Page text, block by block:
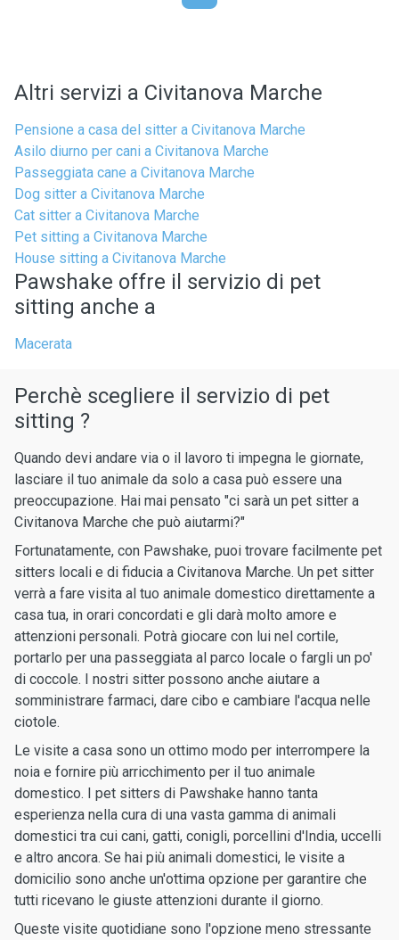
Altri servizi a Civitanova Marche
Pensione a casa del sitter a Civitanova Marche
Asilo diurno per cani a Civitanova Marche
Passeggiata cane a Civitanova Marche
Dog sitter a Civitanova Marche
Cat sitter a Civitanova Marche
Pet sitting a Civitanova Marche
House sitting a Civitanova Marche
Pawshake offre il servizio di pet
sitting anche a
Macerata
Perchè scegliere il servizio di pet
sitting ?
Quando devi andare via o il lavoro ti impegna le giornate,
lasciare il tuo animale da solo a casa può essere una
preoccupazione. Hai mai pensato "ci sarà un pet sitter a
Civitanova Marche che può aiutarmi?"
Fortunatamente, con Pawshake, puoi trovare facilmente pet
sitters locali e di fiducia a Civitanova Marche. Un pet sitter
verrà a fare visita al tuo animale domestico direttamente a
casa tua, in orari concordati e gli darà molto amore e
attenzioni personali. Potrà giocare con lui nel cortile,
portarlo per una passeggiata al parco locale o fargli un po'
di coccole. I nostri sitter possono anche aiutare a
somministrare farmaci, dare cibo e cambiare l'acqua nelle
ciotole.
Le visite a casa sono un ottimo modo per interrompere la
noia e fornire più arricchimento per il tuo animale
domestico. I pet sitters di Pawshake hanno tanta
esperienza nella cura di una vasta gamma di animali
domestici tra cui cani, gatti, conigli, porcellini d'India, uccelli
e altro ancora. Se hai più animali domestici, le visite a
domicilio sono anche un'ottima opzione per garantire che
tutti ricevano le giuste attenzioni durante il giorno.
Queste visite quotidiane sono l'opzione meno stressante